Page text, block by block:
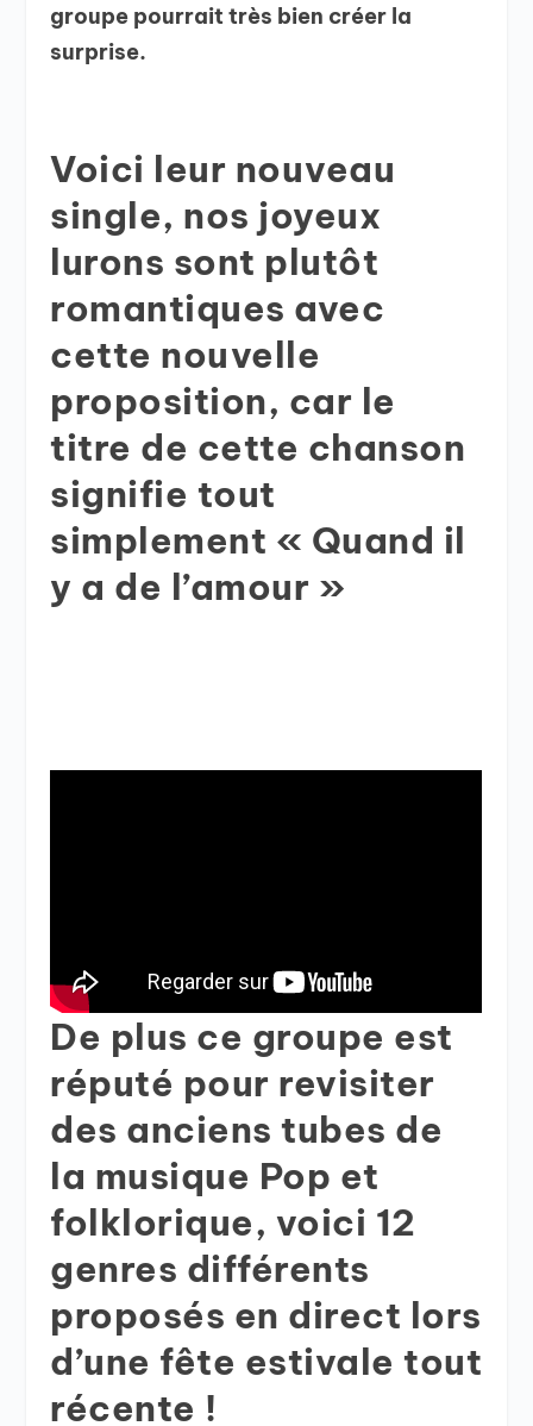
groupe pourrait très bien créer la
surprise.
Voici leur nouveau
single, nos joyeux
lurons sont plutôt
romantiques avec
cette nouvelle
proposition, car le
titre de cette chanson
signifie tout
simplement « Quand il
y a de l’amour »
De plus ce groupe est
réputé pour revisiter
des anciens tubes de
la musique Pop et
folklorique, voici 12
genres différents
proposés en direct lors
d’une fête estivale tout
récente !